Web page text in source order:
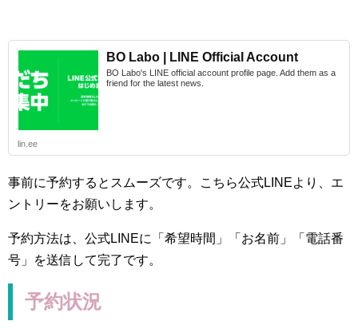
BO Labo | LINE Official Account
BO Labo's LINE official account profile page. Add them as a
friend for the latest news.
lin.ee
事前に予約するとスムーズです。こちら公式LINEより、エ
ントリーをお願いします。
予約方法は、公式LINEに「希望時間」「お名前」「電話番
号」を送信して完了です。
予約状況